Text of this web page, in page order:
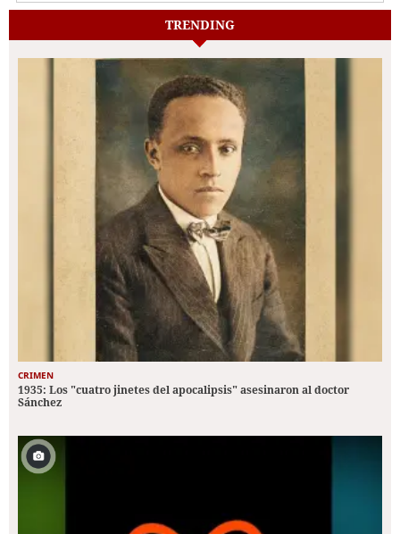
TRENDING
CRIMEN
1935: Los "cuatro jinetes del apocalipsis" asesinaron al doctor
Sánchez